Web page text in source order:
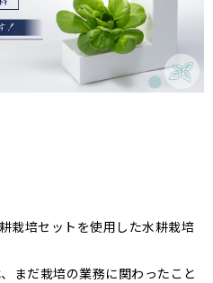
栽培セットを使用した水耕栽培
まだ栽培の業務に関わったこと